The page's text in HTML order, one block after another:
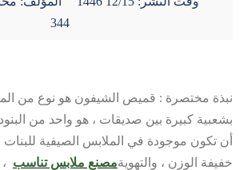
344
نبذة مختصرة : قميص الشيفون هو نوع من
بشعبية كبيرة بين صديقات ، هو واحد من
أن تكون موجودة في الملابس الصيفية
خفيفة الوزن ، والتهويةمصنع ملابس تناسب